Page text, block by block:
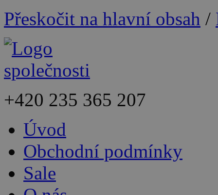
Přeskočit na hlavní obsah /
+420 235 365 207
Úvod
Obchodní podmínky
Sale